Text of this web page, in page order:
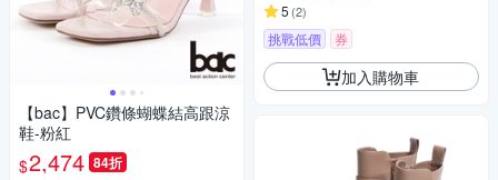
【bac】PVC鑽條蝴蝶結高跟涼
鞋-粉紅
$2,474 84折
5 (2)
挑戰低價 券
加入購物車